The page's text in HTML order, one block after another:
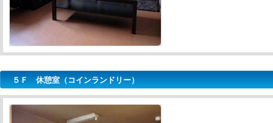
５Ｆ 休憩室（コインランドリー）